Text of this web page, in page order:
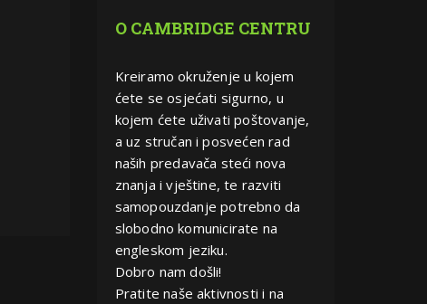
O CAMBRIDGE CENTRU
Kreiramo okruženje u kojem
ćete se osjećati sigurno, u
kojem ćete uživati poštovanje,
a uz stručan i posvećen rad
naših predavača steći nova
znanja i vještine, te razviti
samopouzdanje potrebno da
slobodno komunicirate na
engleskom jeziku.
Dobro nam došli!
Pratite naše aktivnosti i na